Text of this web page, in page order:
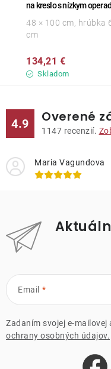
na kreslo s nízkym
Skladom
134,21 €
48 × 100 cm, hrúbka
cm
4.9 Overené
1147 recenzií.
Maria Vagundova
Email
Zadaním svojej e-mailovej
ochrany osobných údajov.